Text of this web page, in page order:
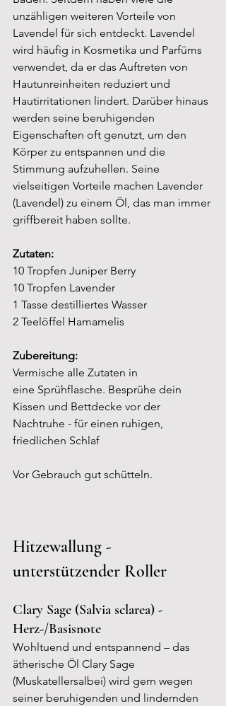
unzähligen weiteren Vorteile von
Lavendel für sich entdeckt. Lavendel
wird häufig in Kosmetika und Parfüms
verwendet, da er das Auftreten von
Hautunreinheiten reduziert und
Hautirritationen lindert. Darüber hinaus
werden seine beruhigenden
Eigenschaften oft genutzt, um den
Körper zu entspannen und die
Stimmung aufzuhellen. Seine
vielseitigen Vorteile machen Lavender
(Lavendel) zu einem Öl, das man immer
griffbereit haben sollte.
Zutaten:
10 Tropfen Juniper Berry
10 Tropfen Lavender
1 Tasse destilliertes Wasser
2 Teelöffel Hamamelis
Zubereitung:
Vermische alle Zutaten in
eine Sprühflasche. Besprühe dein
Kissen und Bettdecke vor der
Nachtruhe - für einen ruhigen,
friedlichen Schlaf
Vor Gebrauch gut schütteln.
Hitzewallung -
unterstützender Roller
Clary Sage (Salvia sclarea) -
Herz-/Basisnote
Wohltuend und entspannend – das
ätherische Öl Clary Sage
(Muskatellersalbei) wird gern wegen
seiner beruhigenden und lindernden